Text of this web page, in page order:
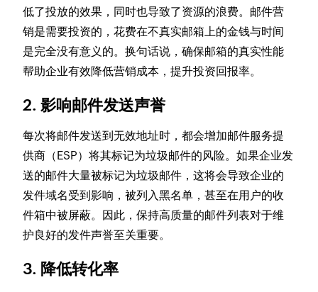
低了投放的效果，同时也导致了资源的浪费。邮件营
销是需要投资的，花费在不真实邮箱上的金钱与时间
是完全没有意义的。换句话说，确保邮箱的真实性能
帮助企业有效降低营销成本，提升投资回报率。
2. 影响邮件发送声誉
每次将邮件发送到无效地址时，都会增加邮件服务提
供商（ESP）将其标记为垃圾邮件的风险。如果企业发
送的邮件大量被标记为垃圾邮件，这将会导致企业的
发件域名受到影响，被列入黑名单，甚至在用户的收
件箱中被屏蔽。因此，保持高质量的邮件列表对于维
护良好的发件声誉至关重要。
3. 降低转化率